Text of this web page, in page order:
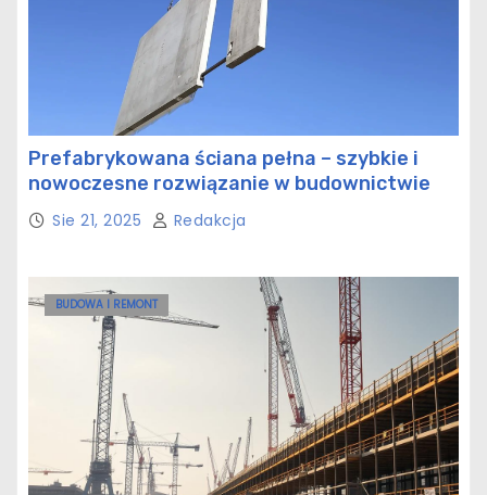
Prefabrykowana ściana pełna – szybkie i
nowoczesne rozwiązanie w budownictwie
Sie 21, 2025 Redakcja
BUDOWA I REMONT